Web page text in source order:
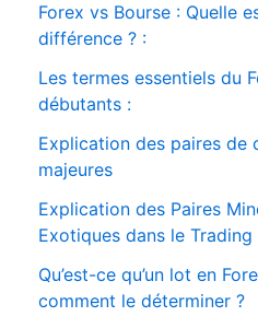
Forex vs Bourse : Quelle
différence ? :
Les termes essentiels du
débutants :
Explication des paires de
majeures
Explication des Paires
Exotiques dans le Trading
Qu’est-ce qu’un lot en
comment le déterminer ?